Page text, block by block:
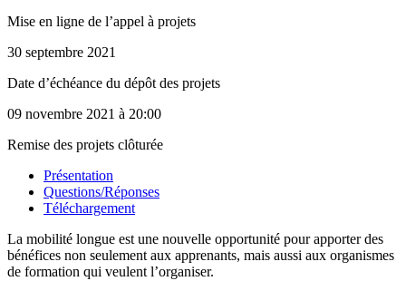
Mise en ligne de l’appel à projets
30 septembre 2021
Date d’échéance du dépôt des projets
09 novembre 2021 à 20:00
Remise des projets clôturée
Présentation
Questions/Réponses
Téléchargement
La mobilité longue est une nouvelle opportunité pour apporter des
bénéfices non seulement aux apprenants, mais aussi aux organismes
de formation qui veulent l’organiser.